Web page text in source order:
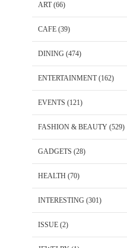
ART(66)
CAFE (39)
DINING (474)
ENTERTAINMENT(162)
EVENTS (121)
FASHION & BEAUTY (529)
GADGETS (28)
HEALTH (70)
INTERESTING (301)
ISSUE (2)